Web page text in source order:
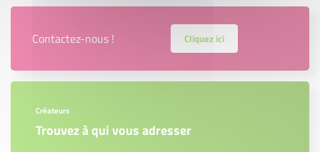
Contactez-nous ! Cliquez ici
Créateurs
Trouvez à qui vous adresser